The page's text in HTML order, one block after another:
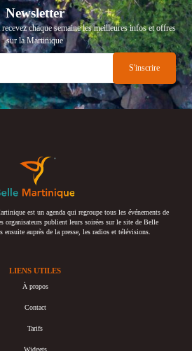
Newsletter
chaque semaine les meilleures infos et offres
sur la Martinique
est un agenda qui regroupe tous les événements de
organisateurs publient leurs soirées sur le site de Belle
auprès de la presse, les radios et télévisions.
LIENS UTILES
À propos
Contact
Tarifs
Widgets